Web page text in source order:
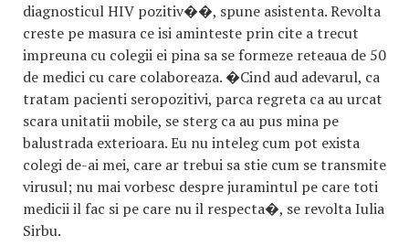
diagnosticul HIV pozitiv��, spune asistenta. Revolta
creste pe masura ce isi aminteste prin cite a trecut
impreuna cu colegii ei pina sa se formeze reteaua de 50
de medici cu care colaboreaza. �Cind aud adevarul, ca
tratam pacienti seropozitivi, parca regreta ca au urcat
scara unitatii mobile, se sterg ca au pus mina pe
balustrada exterioara. Eu nu inteleg cum pot exista
colegi de-ai mei, care ar trebui sa stie cum se transmite
virusul; nu mai vorbesc despre juramintul pe care toti
medicii il fac si pe care nu il respecta�, se revolta Iulia
Sirbu.